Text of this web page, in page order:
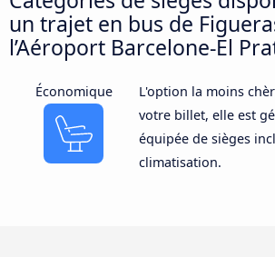
un trajet en bus de
l’Aéroport Barcelone-El
Économique
L'option la moins
votre billet, elle est
équipée de sièges
climatisation.